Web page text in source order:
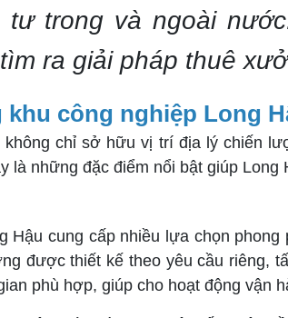
trong và ngoài
ra giải pháp thuê
công nghiệp Long
chỉ sở hữu vị trí địa lý chiến
những đặc điểm nổi bật giúp
cung cấp nhiều lựa chọn
được thiết kế theo yêu cầu riêng,
phù hợp, giúp cho hoạt động vận